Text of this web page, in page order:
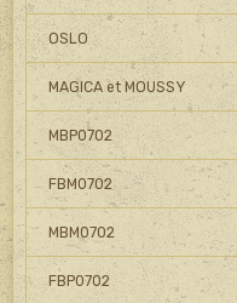
OSLO
MAGICA et MOUSSY
MBP0702
FBM0702
MBM0702
FBP0702